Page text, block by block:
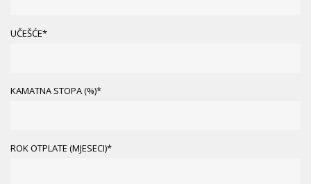
UČEŠĆE*
KAMATNA STOPA (%)*
ROK OTPLATE (MJESECI)*